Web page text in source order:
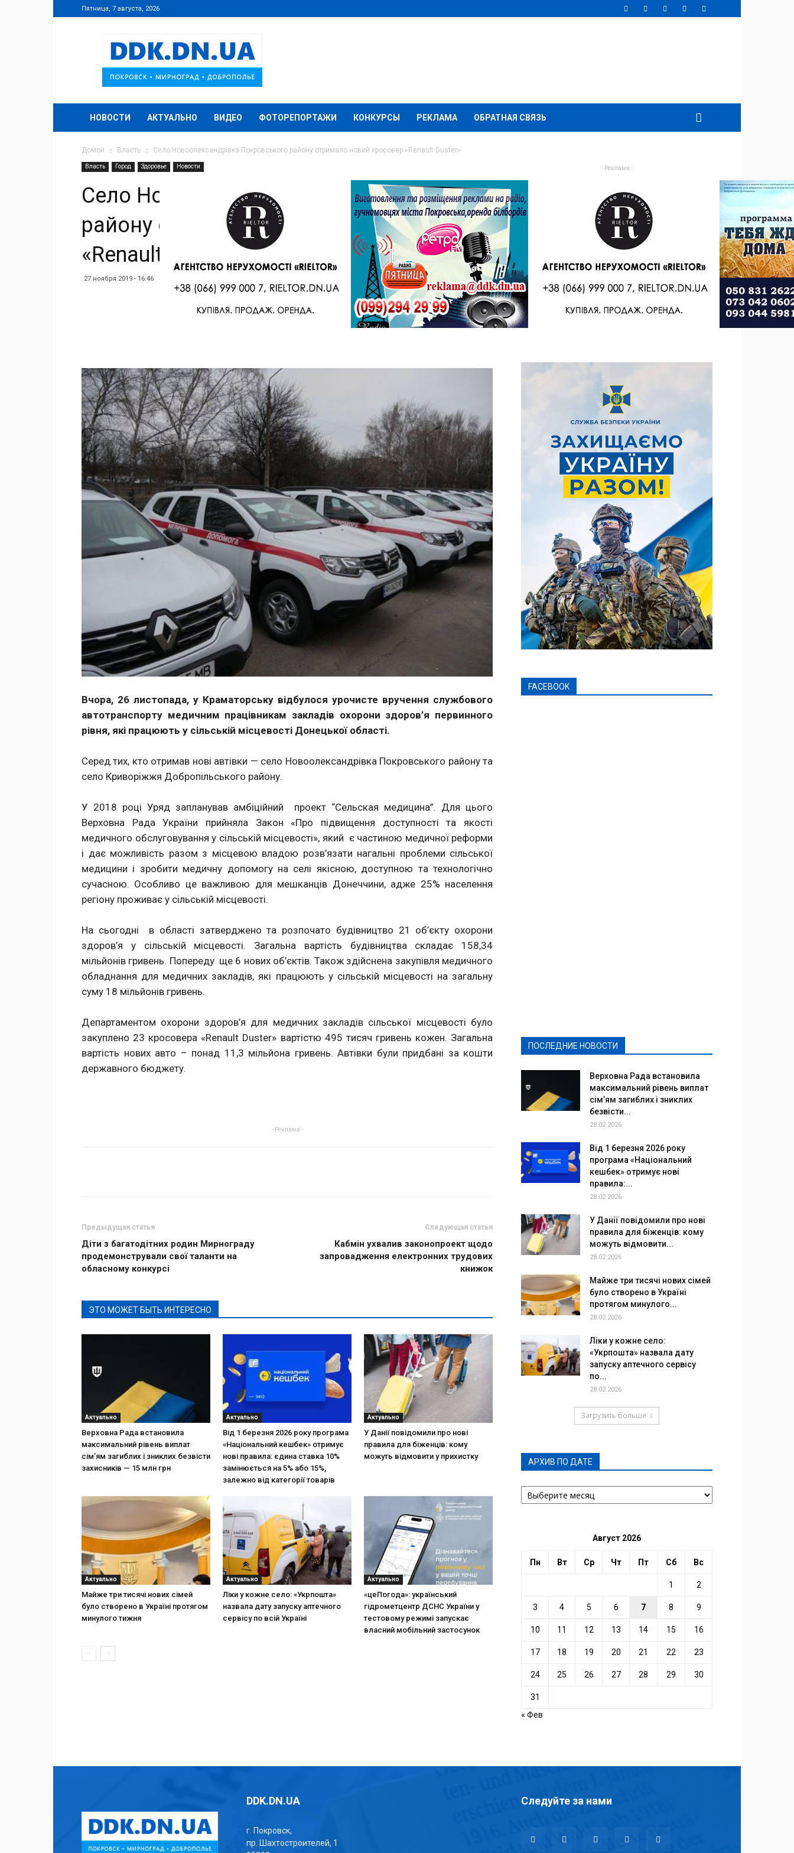
Пятница, 7 августа, 2026
DDK.DN.UA
НОВОСТИ АКТУАЛЬНО ВИДЕО ФОТОРЕПОРТАЖИ КОНКУРСЫ РЕКЛАМА ОБРАТНАЯ СВЯЗЬ
Домой Власть Село Новоолександрівка Покровського району отримало новий кросовер «Renault Duster»
Власть Город Здоровье Новости
Село Новоолександрівка Покровського
району отримало новий кросовер
«Renault Duster»
27 ноября 2019 - 16:46
Вчора, 26 листопада, у Краматорську відбулося урочисте вручення службового
автотранспорту медичним працівникам закладів охорони здоров’я первинного
рівня, які працюють у сільській місцевості Донецької області.
Серед тих, кто отримав нові автівки — село Новоолександрівка Покровського району та
село Криворіжжя Добропільського району.
У 2018 році Уряд запланував амбіційний проект “Сельская медицина”. Для цього
Верховна Рада України прийняла Закон «Про підвищення доступності та якості
медичного обслуговування у сільській місцевості», який є частиною медичної реформи
і дає можливість разом з місцевою владою розв’язати нагальні проблеми сільської
медицини і зробити медичну допомогу на селі якісною, доступною та технологічно
сучасною. Особливо це важливою для мешканців Донеччини, адже 25% населення
регіону проживає у сільській місцевості.
На сьогодні в області затверджено та розпочато будівництво 21 об’єкту охорони
здоров’я у сільській місцевості. Загальна вартість будівництва складає 158,34
мільйонів гривень. Попереду ще 6 нових об’єктів. Також здійснена закупівля медичного
обладнання для медичних закладів, які працюють у сільській місцевості на загальну
суму 18 мільйонів гривень.
Департаментом охорони здоров’я для медичних закладів сільської місцевості було
закуплено 23 кросовера «Renault Duster» вартістю 495 тисяч гривень кожен. Загальна
вартість нових авто – понад 11,3 мільйона гривень. Автівки були придбані за кошти
державного бюджету.
- Реклама -
Предыдущая статья
Діти з багатодітних родин Мирнограду
продемонстрували свої таланти на
обласному конкурсі
Следующая статья
Кабмін ухвалив законопроект щодо
запровадження електронних трудових
книжок
ЭТО МОЖЕТ БЫТЬ ИНТЕРЕСНО
Актуально
Верховна Рада встановила
максимальний рівень виплат
сім’ям загиблих і зниклих безвісти
захисників — 15 млн грн
Актуально
Від 1 березня 2026 року програма
«Національний кешбек» отримує
нові правила: єдина ставка 10%
замінюється на 5% або 15%,
залежно від категорії товарів
Актуально
У Данії повідомили про нові
правила для біженців: кому
можуть відмовити у прихистку
Актуально
Майже три тисячі нових сімей
було створено в Україні протягом
минулого тижня
Актуально
Ліки у кожне село: «Укрпошта»
назвала дату запуску аптечного
сервісу по всій Україні
Актуально
«цеПогода»: український
гідрометцентр ДСНС України у
тестовому режимі запускає
власний мобільний застосунок
- Реклама -
FACEBOOK
ПОСЛЕДНИЕ НОВОСТИ
Верховна Рада встановила
максимальний рівень виплат
сім’ям загиблих і зниклих
безвісти...
28.02.2026
Від 1 березня 2026 року
програма «Національний
кешбек» отримує нові
правила:...
28.02.2026
У Данії повідомили про нові
правила для біженців: кому
можуть відмовити...
28.02.2026
Майже три тисячі нових сімей
було створено в Україні
протягом минулого...
28.02.2026
Ліки у кожне село:
«Укрпошта» назвала дату
запуску аптечного сервісу
по...
28.02.2026
Загрузить больше
АРХИВ ПО ДАТЕ
АРХИВ
ПО
Август 2026
Пн Вт Ср Чт Пт Сб Вс
1 2
3 4 5 6 7 8 9
10 11 12 13 14 15 16
17 18 19 20 21 22 23
24 25 26 27 28 29 30
31
« Фев
DDK.DN.UA
г. Покровск,
пр. Шахтостроителей, 1
Следуйте за нами